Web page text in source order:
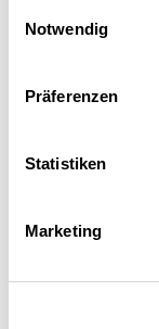
Notwendig
Präferenzen
Statistiken
Marketing
La
sportifs
SOCIETÉ
Patrik Eichenberger